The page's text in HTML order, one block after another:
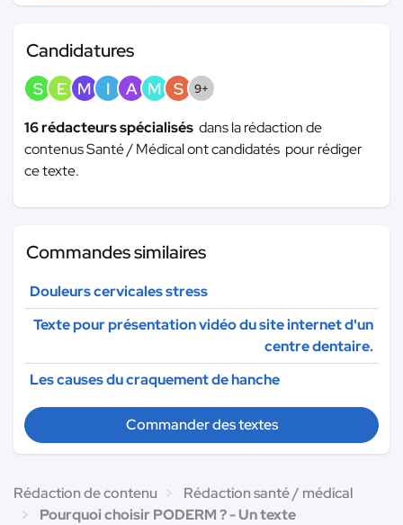
Candidatures
S E M I A M S 9+
16 rédacteurs spécialisés dans la rédaction de
contenus Santé / Médical ont candidatés pour rédiger
ce texte.
Commandes similaires
Douleurs cervicales stress
Texte pour présentation vidéo du site internet d'un
centre dentaire.
Les causes du craquement de hanche
Commander des textes
Rédaction de contenu
Rédaction santé / médical
Pourquoi choisir PODERM ? - Un texte